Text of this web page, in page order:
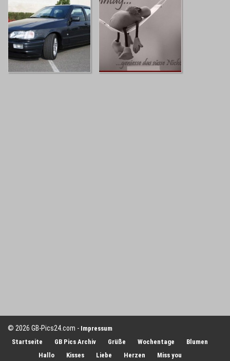
© 2026 GB-Pics24.com - Impressum
Startseite
GB Pics Archiv Grüße Wochentage
Blumen
Hallo
Kisses Liebe Herzen Miss you